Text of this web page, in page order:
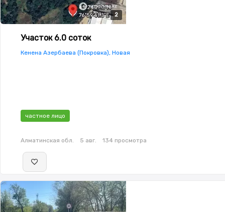
2
2
Участок 6.0 соток
Кенена Азербаева (Покровка), Новая
частное лицо
Алматинская обл. 5 авг. 134 просмотра